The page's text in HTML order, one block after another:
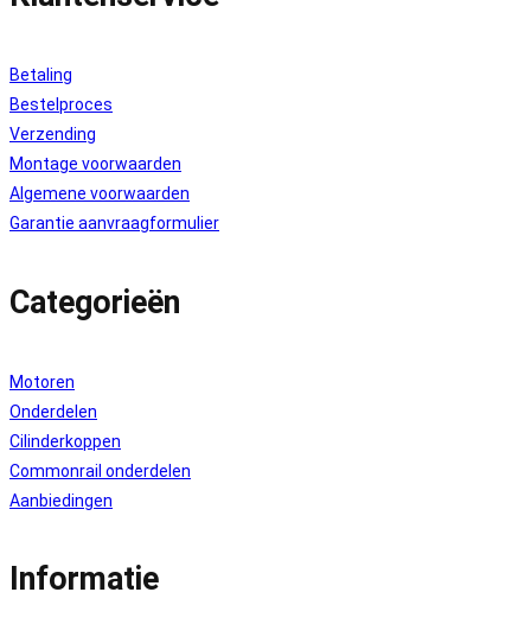
Betaling
Bestelproces
Verzending
Montage voorwaarden
Algemene voorwaarden
Garantie aanvraagformulier
Categorieën
Motoren
Onderdelen
Cilinderkoppen
Commonrail onderdelen
Aanbiedingen
Informatie